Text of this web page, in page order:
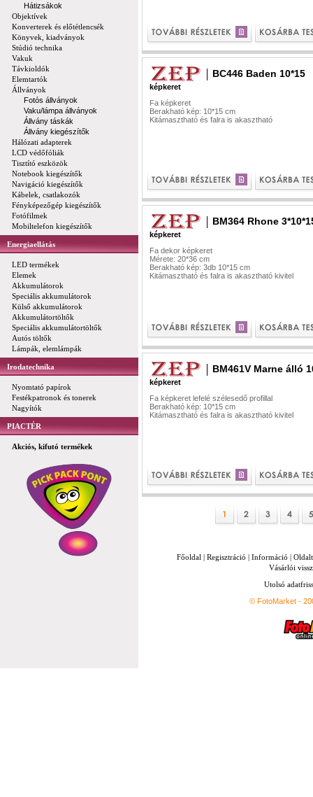
Hátizsákok
Objektívek
Konverterek és előtétlencsék
Könyvek, kiadványok
Stúdió technika
Vakuk
Távkioldók
Elemtartók
Állványok
Fotós állványok
Vaku/lámpa állványok
Állvány táskák
Állvány kiegészítők
Hálózati adapterek
LCD védőfóliák
Tisztító eszközök
Notebook kiegészítők
Navigáció kiegészítők
Kábelek, csatlakozók
Fényképezőgép kiegészítők
Fotófilmek
Mobiltelefon kiegészítők
Energiaellátás
LED termékek
Elemek
Akkumulátorok
Speciális akkumulátorok
Külső akkumulátorok
Akkumulátortöltők
Speciális akkumulátortöltők
Autós töltők
Lámpák, elemlámpák
Irodatechnika
Nyomtató papírok
Festékpatronok és tonerek
Nagyítók
PIACTÉR
Akciós, kifutó termékek
BC446 Baden 10*15
képkeret
Fa képkeret
Berakható kép: 10*15 cm
Kitámasztható és falra is akasztható
BM364 Rhone
képkeret
Fa dekor képkeret
Mérete: 20*36 cm
Berakható kép: 3db 10*15 cm
Kitámasztható és falra is akasztható kivitel
BM461V Marne álló
képkeret
Fa képkeret lefelé szélesedő profillal
Berakható kép: 10*15 cm
Kitámasztható és falra is akasztható kivitel
Főoldal | Regisztráció | Információ |
Vásárlói
Utolsó
© FotoMarket -